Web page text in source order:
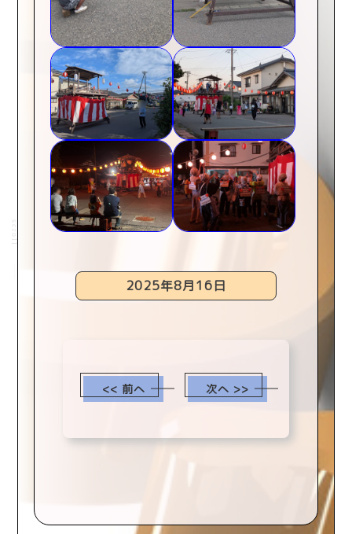
scroll
2025年8月16日
<< 前へ 次へ >>